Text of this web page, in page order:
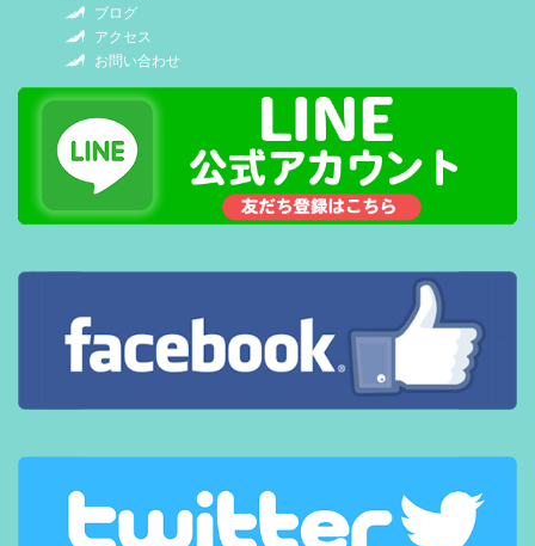
ブログ
アクセス
お問い合わせ